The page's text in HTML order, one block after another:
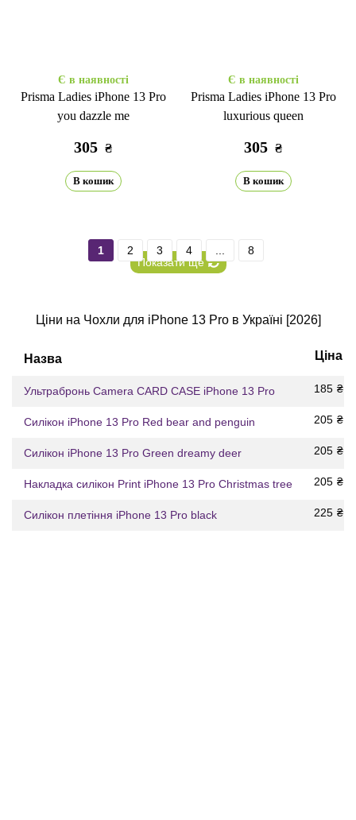
Є в наявності
Prisma Ladies iPhone 13 Pro
you dazzle me
305 ₴
В кошик
Є в наявності
Prisma Ladies iPhone 13 Pro
luxurious queen
305 ₴
В кошик
Показати ще
1 2 3 4 8
Ціни на Чохли для iPhone 13 Pro в Україні [2026]
Назва Ціна
Ультрабронь Camera CARD CASE iPhone 13 Pro 185 ₴
Силікон iPhone 13 Pro Red bear and penguin 205 ₴
Силікон iPhone 13 Pro Green dreamy deer 205 ₴
Накладка силікон Print iPhone 13 Pro Christmas tree 205 ₴
Силікон плетіння iPhone 13 Pro black 225 ₴